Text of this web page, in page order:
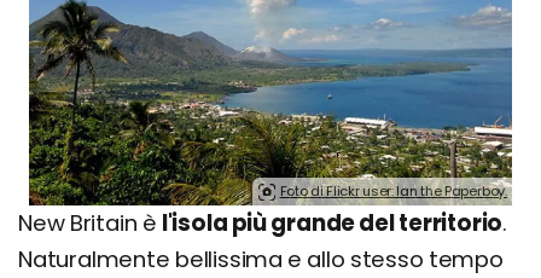
Foto di Flickr user: Ian the Paperboy.
New Britain è l'isola più grande del territorio.
Naturalmente bellissima e allo stesso tempo